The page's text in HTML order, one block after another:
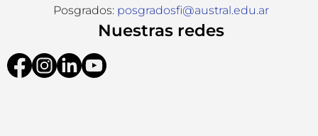
Posgrados: posgradosfi@austral.edu.ar
Nuestras redes